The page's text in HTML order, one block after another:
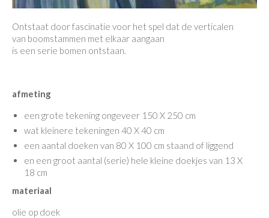
Ontstaat door fascinatie voor het spel dat de verticalen
van boomstammen met elkaar aangaan
is een serie bomen ontstaan.
afmeting
een grote tekening ongeveer 150 X 250 cm
wat kleinere tekeningen 40 X 40 cm
een aantal doeken van 80 X 100 cm staand of liggend
en een groot aantal (serie) hele kleine doekjes van 13 X
18 cm
materiaal
olie op doek